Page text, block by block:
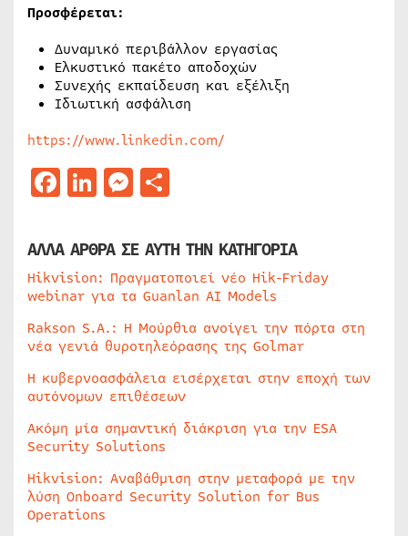
Προσφέρεται:
Δυναμικό περιβάλλον εργασίας
Ελκυστικό πακέτο αποδοχών
Συνεχής εκπαίδευση και εξέλιξη
Ιδιωτική ασφάλιση
https://www.linkedin.com/
Facebook
LinkedIn
Messenger
ΑΛΛΑ ΑΡΘΡΑ ΣΕ ΑΥΤΗ ΤΗΝ ΚΑΤΗΓΟΡΙΑ
Hikvision: Πραγματοποιεί νέο Hik-Friday
webinar για τα Guanlan AI Models
Rakson S.A.: Η Μούρθια ανοίγει την πόρτα στη
νέα γενιά θυροτηλεόρασης της Golmar
Η κυβερνοασφάλεια εισέρχεται στην εποχή των
αυτόνομων επιθέσεων
Ακόμη μία σημαντική διάκριση για την ESA
Security Solutions
Hikvision: Αναβάθμιση στην μεταφορά με την
λύση Onboard Security Solution for Bus
Operations